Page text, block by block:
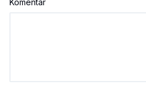
Komentar